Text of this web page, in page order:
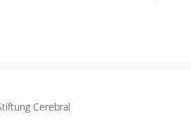
Cerebral